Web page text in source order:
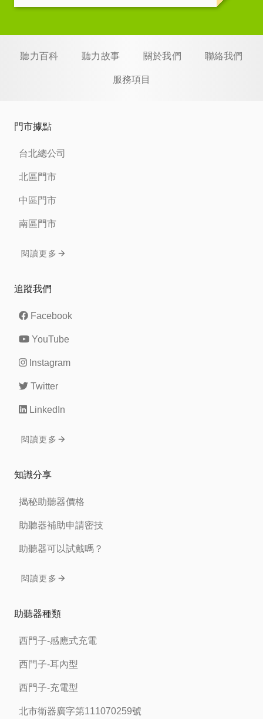
聽力百科 聽力故事 關於我們 聯絡我們
服務項目
門市據點
台北總公司
北區門市
中區門市
南區門市
閱讀更多
追蹤我們
Facebook
YouTube
Instagram
Twitter
LinkedIn
閱讀更多
知識分享
揭秘助聽器價格
助聽器補助申請密技
助聽器可以試戴嗎？
閱讀更多
助聽器種類
西門子-感應式充電
西門子-耳內型
西門子-充電型
北市衛器廣字第111070259號